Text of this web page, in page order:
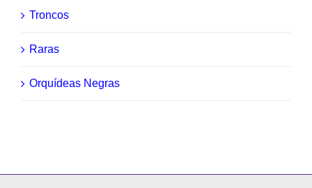
Troncos
Raras
Orquídeas Negras